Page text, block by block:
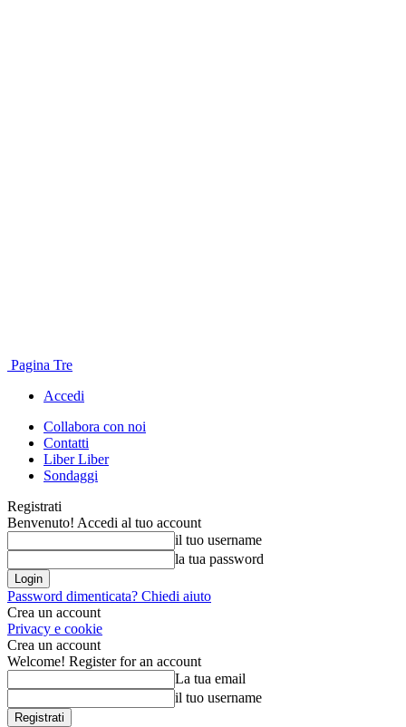
Pagina Tre
Accedi
Collabora con noi
Contatti
Liber Liber
Sondaggi
Registrati
Benvenuto! Accedi al tuo account
il tuo username
la tua password
Password dimenticata? Chiedi aiuto
Crea un account
Privacy e cookie
Crea un account
Welcome! Register for an account
La tua email
il tuo username